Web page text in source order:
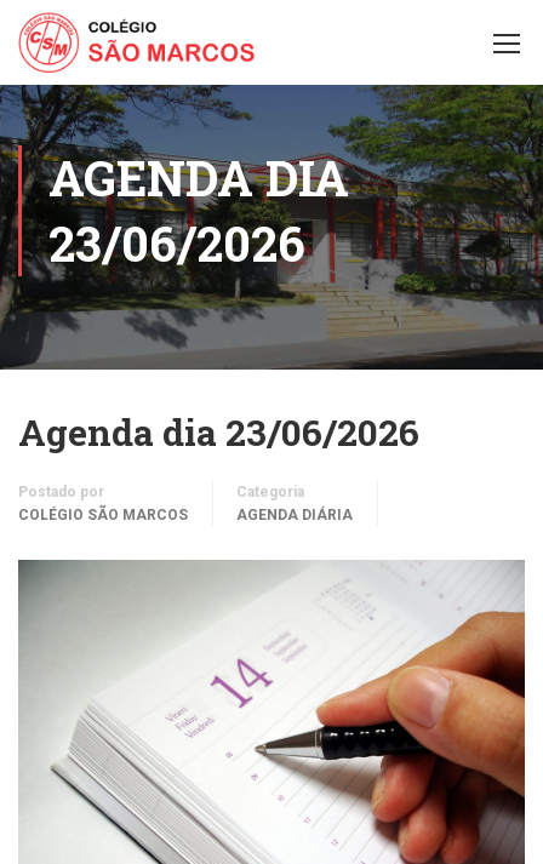
AGENDA DIA
23/06/2026
Agenda dia 23/06/2026
Postado por
COLÉGIO SÃO MARCOS
Categoria
AGENDA DIÁRIA